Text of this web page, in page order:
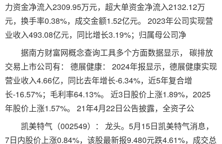
力资金净流入2309.95万元，超大单资金净流入2132.12万
元，换手率0.38%，成交金额1.52亿元。 2023年公司实现营
业收入493.08亿元，同比增长3.19%；归属母公司净
据南方财富网概念查询工具多个方面数据显示， 碳排放
交易上市公司有： 德展健康： 2024年报显示，德展健康实现
营业收入4.66亿，同比去年增长-6.34%，近5年复合增
长-16.57%；毛利率64.13%。 近3日股价上涨1.89%，2025
年股价上涨1.57%。 21年4月22日公告披露，全资子公
凯美特气（002549）： 龙头。5月15日凯美特气消息，
7日内股价上涨0.84%，该股最新报9.480元跌4.61%，成交总